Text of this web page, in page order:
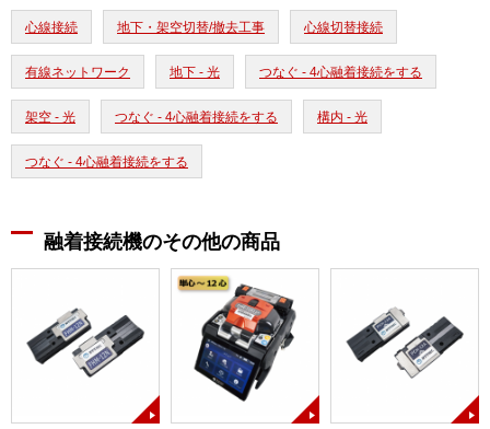
心線接続 地下・架空切替/撤去工事 心線切替接続
有線ネットワーク 地下 - 光 つなぐ - 4心融着接続をする
架空 - 光 つなぐ - 4心融着接続をする 構内 - 光
つなぐ - 4心融着接続をする
融着接続機のその他の商品